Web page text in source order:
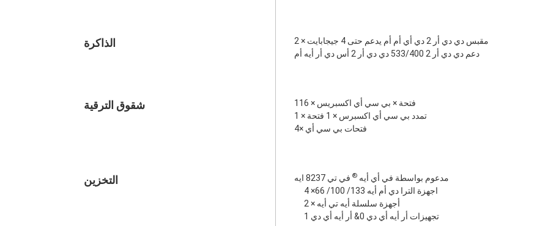
الذاكرة
2 × مقبس دي دي أر 2 دي أي أم أم يدعم حتى 4 جيجابايت
دعم دي دي أر 2 533/400 دي دي أر 2 أس دي أر أيه أم
شقوق الترقية
1فتحة × بي سي أي اكسبريس × 16
1 × تمدد بي سي أي اكسبرس × 1 فتحة
4× فتحات بي سي أي
التخزين مدعوم بواسطة في أي أيه ® في تي 8237 ايه
4 ×اجهزة الترا دي أم أيه 133/ 100/ 66
2 × أجهزة سلسلة أيه تي أيه
تجهيزات أر أيه أي دي 0& أر أيه أي دي 1